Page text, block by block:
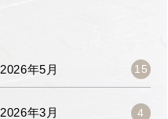
2026年5月 15
2026年3月 4